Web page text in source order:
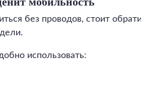
без проводов, стоит
использовать: